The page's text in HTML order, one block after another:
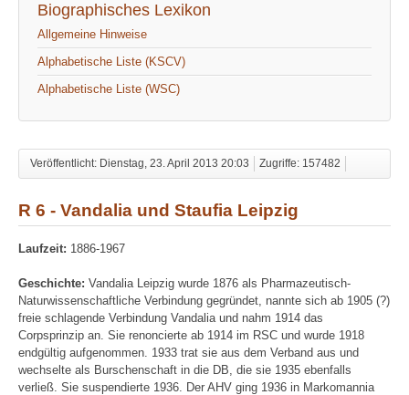
Biographisches Lexikon
Allgemeine Hinweise
Alphabetische Liste (KSCV)
Alphabetische Liste (WSC)
Veröffentlicht: Dienstag, 23. April 2013 20:03 Zugriffe: 157482
R 6 - Vandalia und Staufia Leipzig
Laufzeit: 1886-1967
Geschichte: Vandalia Leipzig wurde 1876 als Pharmazeutisch-
Naturwissenschaftliche Verbindung gegründet, nannte sich ab 1905 (?)
freie schlagende Verbindung Vandalia und nahm 1914 das
Corpsprinzip an. Sie renoncierte ab 1914 im RSC und wurde 1918
endgültig aufgenommen. 1933 trat sie aus dem Verband aus und
wechselte als Burschenschaft in die DB, die sie 1935 ebenfalls
verließ. Sie suspendierte 1936. Der AHV ging 1936 in Markomannia